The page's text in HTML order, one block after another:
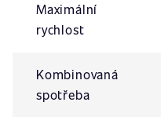
Maximální
rychlost
Kombinovaná
spotřeba